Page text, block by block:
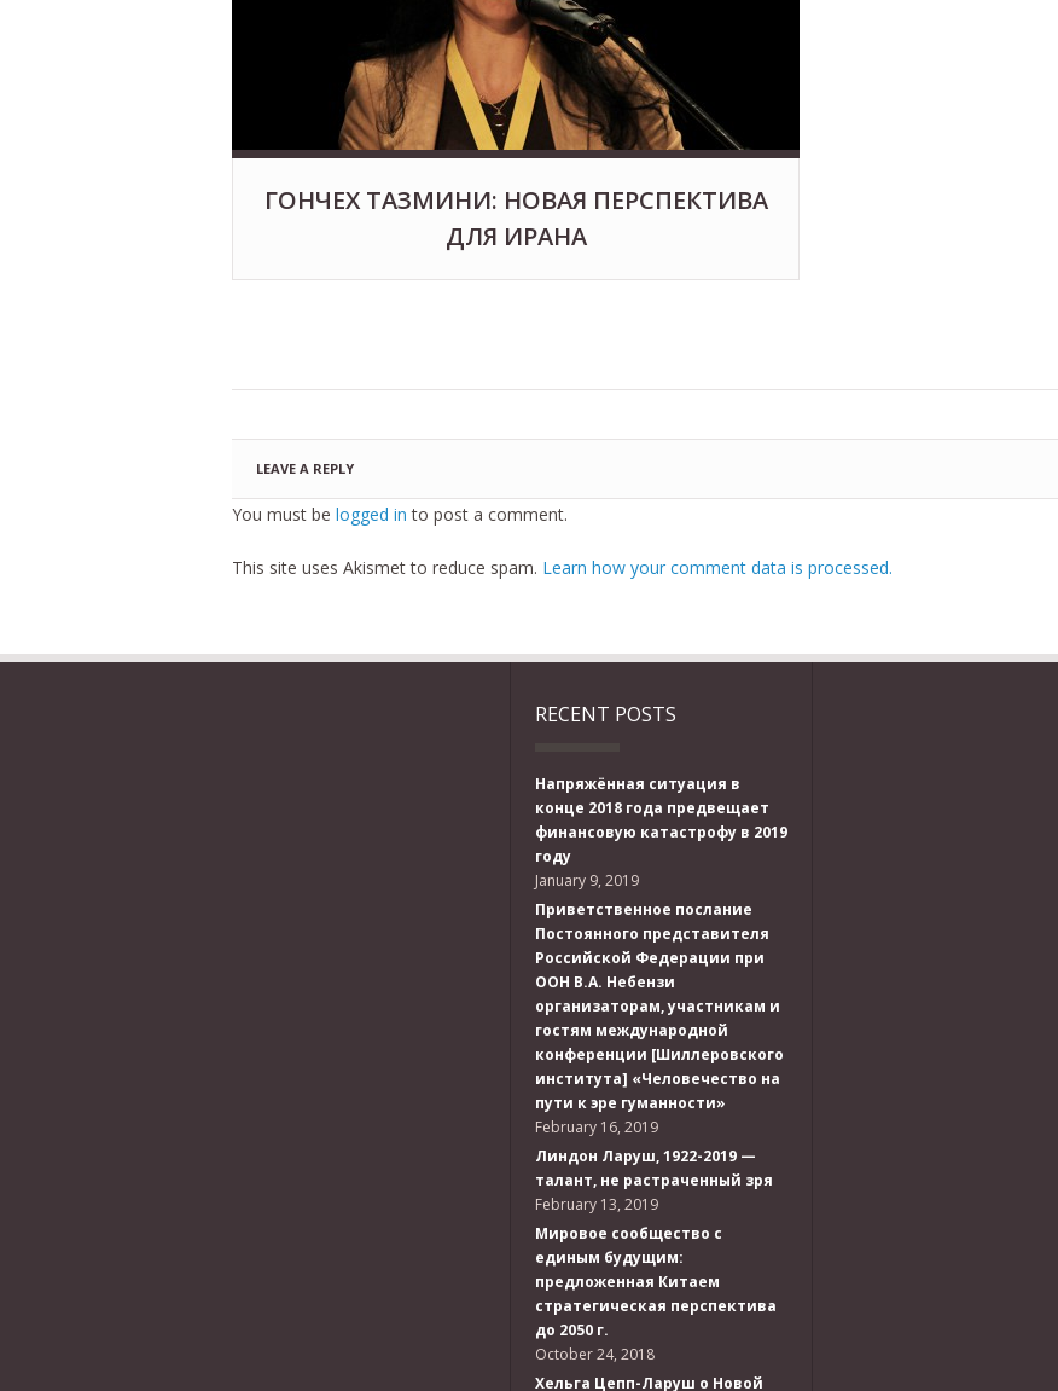
ГОНЧЕХ ТАЗМИНИ: НОВАЯ ПЕРСПЕКТИВА
ДЛЯ ИРАНА
LEAVE A REPLY
You must be logged in to post a comment.
This site uses Akismet to reduce spam. Learn how your comment data is processed.
RECENT POSTS
Напряжённая ситуация в
конце 2018 года предвещает
финансовую катастрофу в 2019
году
January 9, 2019
Приветственное послание
Постоянного представителя
Российской Федерации при
ООН В.А. Небензи
организаторам, участникам и
гостям международной
конференции [Шиллеровского
института] «Человечество на
пути к эре гуманности»
February 16, 2019
Линдон Ларуш, 1922-2019 —
талант, не растраченный зря
February 13, 2019
Мировое сообщество с
единым будущим:
предложенная Китаем
стратегическая перспектива
до 2050 г.
October 24, 2018
Хельга Цепп-Ларуш о Новой